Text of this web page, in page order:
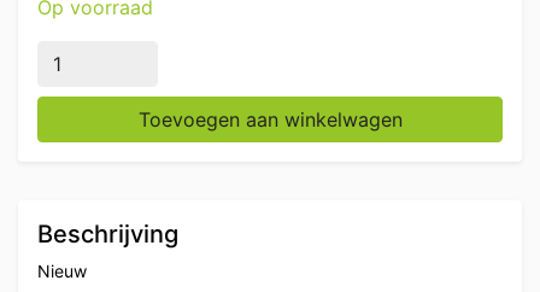
Op voorraad
HCB Slacentrifuge Salade Droger Slazwierder
Toevoegen aan winkelwagen
Beschrijving
Nieuw